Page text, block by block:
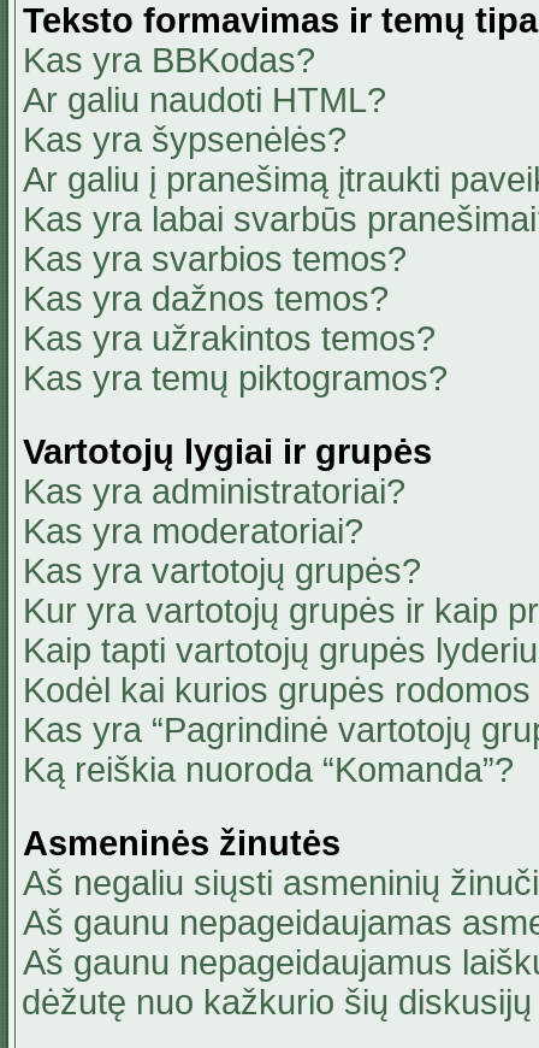
Teksto formavimas ir temų
Kas yra BBKodas?
Ar galiu naudoti HTML?
Kas yra šypsenėlės?
Ar galiu į pranešimą įtraukti
Kas yra labai svarbūs
Kas yra svarbios temos?
Kas yra dažnos temos?
Kas yra užrakintos temos?
Kas yra temų piktogramos?
Vartotojų lygiai ir grupės
Kas yra administratoriai?
Kas yra moderatoriai?
Kas yra vartotojų grupės?
Kur yra vartotojų grupės ir kaip
Kaip tapti vartotojų grupės
Kodėl kai kurios grupės
Kas yra “Pagrindinė vartotojų
Ką reiškia nuoroda “Komanda”?
Asmeninės žinutės
Aš negaliu siųsti asmeninių
Aš gaunu nepageidaujamas
Aš gaunu nepageidaujamus
dėžutę nuo kažkurio šių